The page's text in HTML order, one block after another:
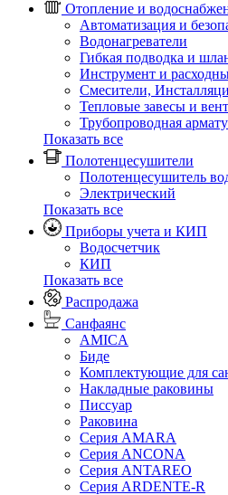
Отопление и
Автоматизация и
Водонагреватели
Гибкая подводка и
Инструмент и
Смесители,
Тепловые завесы и
Трубопроводная
Показать все
Полотенцесушители
Полотенцесушитель
Электрический
Показать все
Приборы учета и КИП
Водосчетчик
КИП
Показать все
Распродажа
Санфаянс
AMICA
Биде
Комплектующие для
Накладные раковины
Писсуар
Раковина
Серия AMARA
Серия ANCONA
Серия ANTAREO
Серия ARDENTE-R